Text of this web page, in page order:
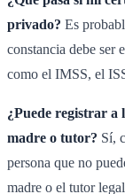
privado? Es
constancia debe ser
como el IMSS, el
¿Puede registrar a
madre o tutor? Sí,
persona que no
madre o el tutor